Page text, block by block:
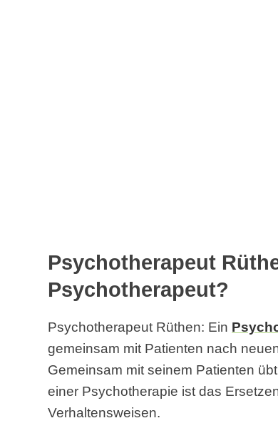
Psychotherapeut
Psychotherapeut?
Psychotherapeut Rüthen: Ein
gemeinsam mit Patienten nach
Gemeinsam mit seinem Patienten
einer Psychotherapie ist das
Verhaltensweisen.